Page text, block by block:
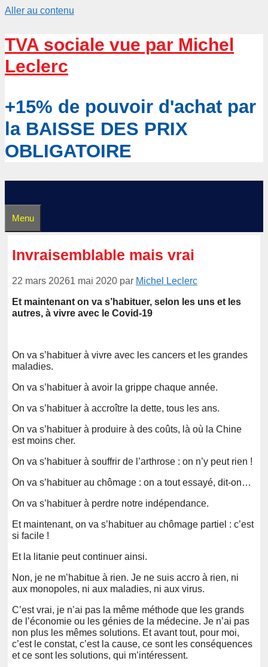
Aller au contenu
TVA sociale vue par Michel
Leclerc
+15% de pouvoir d'achat par
la BAISSE DES PRIX
OBLIGATOIRE
Menu
Invraisemblable mais vrai
22 mars 20261 mai 2020 par Michel Leclerc
Et maintenant on va s’habituer, selon les uns et les
autres, à vivre avec le Covid-19
On va s’habituer à vivre avec les cancers et les grandes
maladies.
On va s’habituer à avoir la grippe chaque année.
On va s’habituer à accroître la dette, tous les ans.
On va s’habituer à produire à des coûts, là où la Chine
est moins cher.
On va s’habituer à souffrir de l’arthrose : on n’y peut rien !
On va s’habituer au chômage : on a tout essayé, dit-on…
On va s’habituer à perdre notre indépendance.
Et maintenant, on va s’habituer au chômage partiel : c’est
si facile !
Et la litanie peut continuer ainsi.
Non, je ne m’habitue à rien. Je ne suis accro à rien, ni
aux monopoles, ni aux maladies, ni aux virus.
C’est vrai, je n’ai pas la même méthode que les grands
de l’économie ou les génies de la médecine. Je n’ai pas
non plus les mêmes solutions. Et avant tout, pour moi,
c’est le constat, c’est la cause, ce sont les conséquences
et ce sont les solutions, qui m’intéressent.